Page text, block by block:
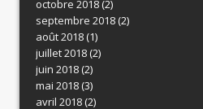
octobre 2018(2)
septembre 2018(2)
août 2018(1)
juillet 2018(2)
juin 2018(2)
mai 2018(3)
avril 2018(2)